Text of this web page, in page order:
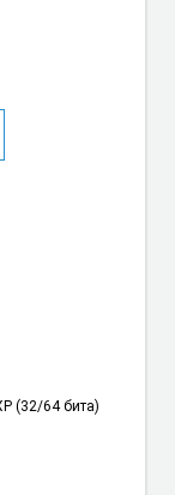
(32/64 бита)